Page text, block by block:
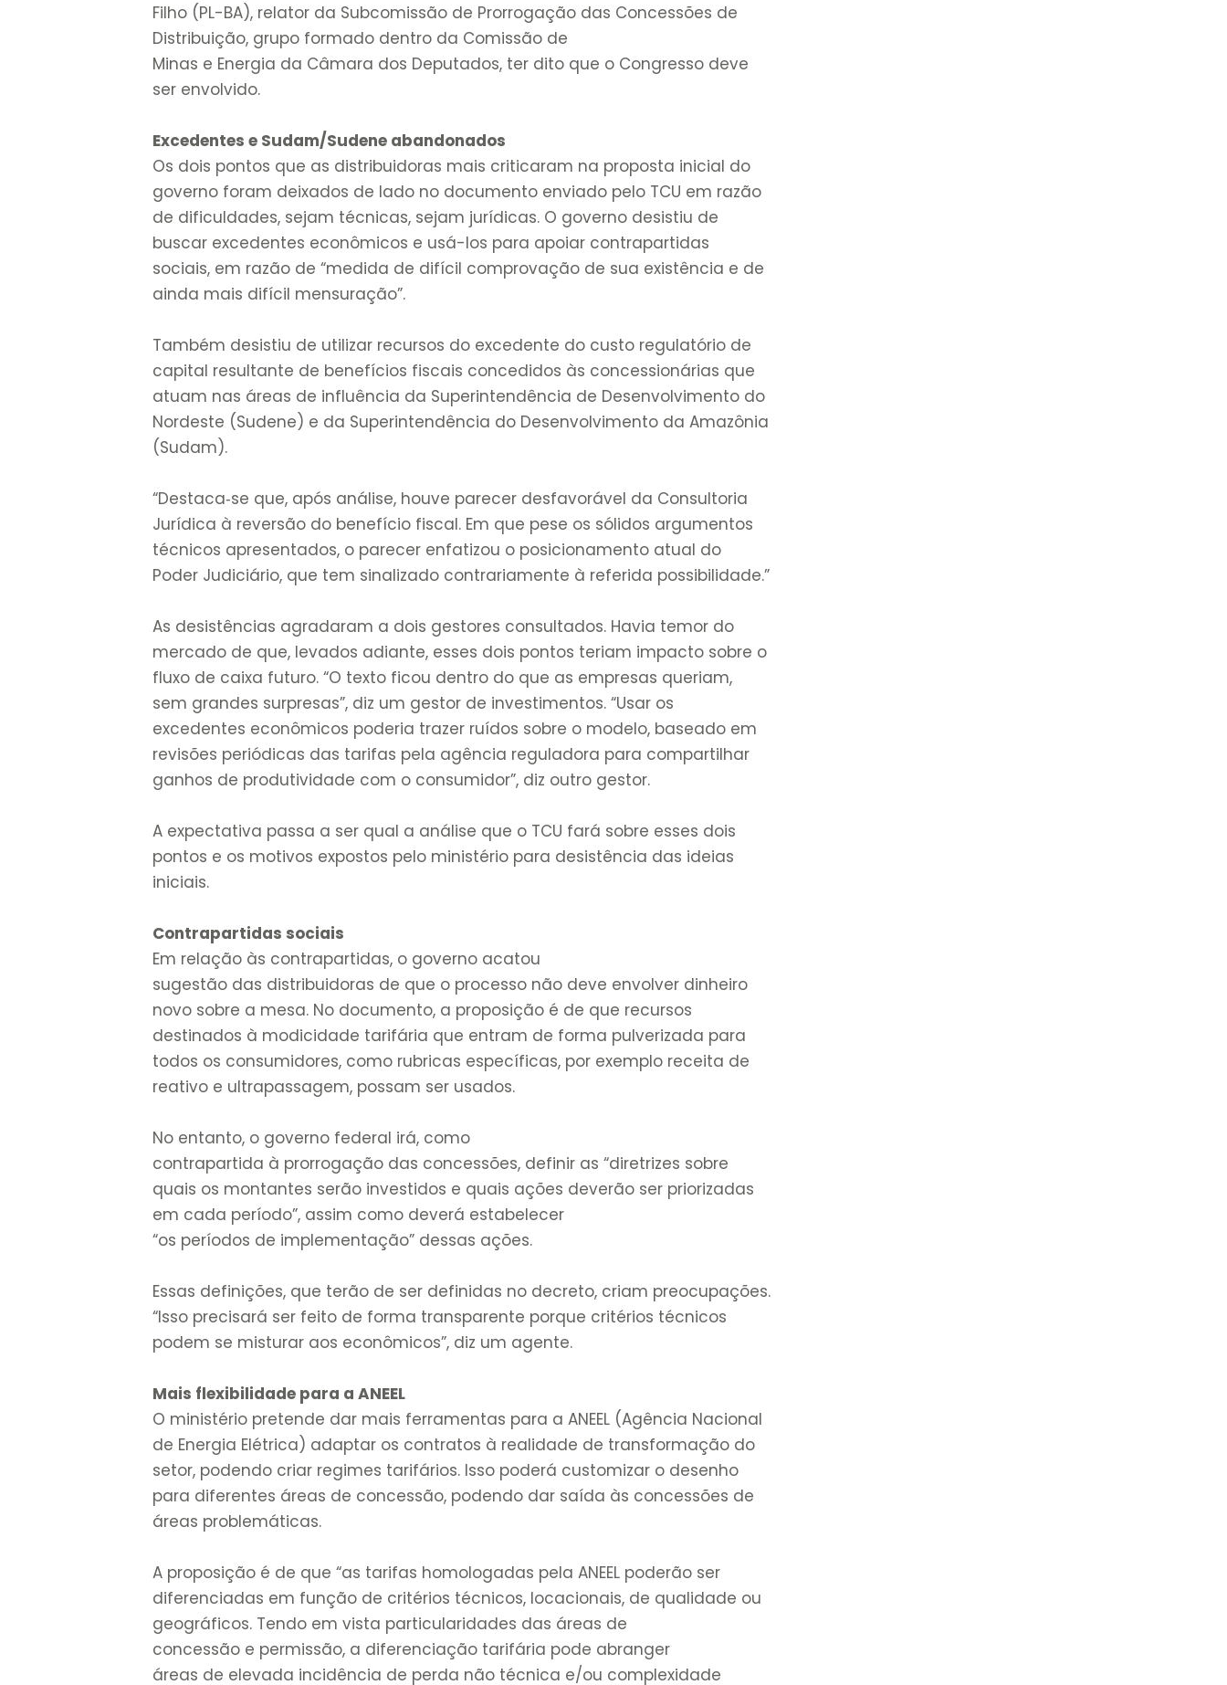
Filho (PL-BA), relator da Subcomissão de Prorrogação das Concessões de
Distribuição, grupo formado dentro da Comissão de
Minas e Energia da Câmara dos Deputados, ter dito que o Congresso deve
ser envolvido.
Excedentes e Sudam/Sudene abandonados
Os dois pontos que as distribuidoras mais criticaram na proposta inicial do
governo foram deixados de lado no documento enviado pelo TCU em razão
de dificuldades, sejam técnicas, sejam jurídicas. O governo desistiu de
buscar excedentes econômicos e usá-los para apoiar contrapartidas
sociais, em razão de “medida de difícil comprovação de sua existência e de
ainda mais difícil mensuração”.
Também desistiu de utilizar recursos do excedente do custo regulatório de
capital resultante de benefícios fiscais concedidos às concessionárias que
atuam nas áreas de influência da Superintendência de Desenvolvimento do
Nordeste (Sudene) e da Superintendência do Desenvolvimento da Amazônia
(Sudam).
“Destaca‐se que, após análise, houve parecer desfavorável da Consultoria
Jurídica à reversão do benefício fiscal. Em que pese os sólidos argumentos
técnicos apresentados, o parecer enfatizou o posicionamento atual do
Poder Judiciário, que tem sinalizado contrariamente à referida possibilidade.”
As desistências agradaram a dois gestores consultados. Havia temor do
mercado de que, levados adiante, esses dois pontos teriam impacto sobre o
fluxo de caixa futuro. “O texto ficou dentro do que as empresas queriam,
sem grandes surpresas”, diz um gestor de investimentos. “Usar os
excedentes econômicos poderia trazer ruídos sobre o modelo, baseado em
revisões periódicas das tarifas pela agência reguladora para compartilhar
ganhos de produtividade com o consumidor”, diz outro gestor.
A expectativa passa a ser qual a análise que o TCU fará sobre esses dois
pontos e os motivos expostos pelo ministério para desistência das ideias
iniciais.
Contrapartidas sociais
Em relação às contrapartidas, o governo acatou
sugestão das distribuidoras de que o processo não deve envolver dinheiro
novo sobre a mesa. No documento, a proposição é de que recursos
destinados à modicidade tarifária que entram de forma pulverizada para
todos os consumidores, como rubricas específicas, por exemplo receita de
reativo e ultrapassagem, possam ser usados.
No entanto, o governo federal irá, como
contrapartida à prorrogação das concessões, definir as “diretrizes sobre
quais os montantes serão investidos e quais ações deverão ser priorizadas
em cada período”, assim como deverá estabelecer
“os períodos de implementação” dessas ações.
Essas definições, que terão de ser definidas no decreto, criam preocupações.
“Isso precisará ser feito de forma transparente porque critérios técnicos
podem se misturar aos econômicos”, diz um agente.
Mais flexibilidade para a ANEEL
O ministério pretende dar mais ferramentas para a ANEEL (Agência Nacional
de Energia Elétrica) adaptar os contratos à realidade de transformação do
setor, podendo criar regimes tarifários. Isso poderá customizar o desenho
para diferentes áreas de concessão, podendo dar saída às concessões de
áreas problemáticas.
A proposição é de que “as tarifas homologadas pela ANEEL poderão ser
diferenciadas em função de critérios técnicos, locacionais, de qualidade ou
geográficos. Tendo em vista particularidades das áreas de
concessão e permissão, a diferenciação tarifária pode abranger
áreas de elevada incidência de perda não técnica e/ou complexidade